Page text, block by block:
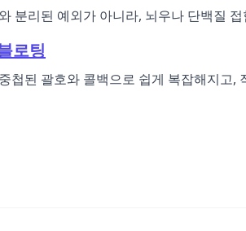
분리된 예외가 아니라, 뇌우나 단백질
로팅
첩된 괄호와 콜백으로 쉽게 복잡해지고